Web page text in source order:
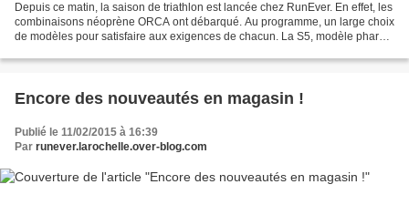
Depuis ce matin, la saison de triathlon est lancée chez RunEver. En effet, les
combinaisons néoprène ORCA ont débarqué. Au programme, un large choix
de modèles pour satisfaire aux exigences de chacun. La S5, modèle phare
Encore des nouveautés en magasin !
Publié le 11/02/2015 à 16:39
Par runever.larochelle.over-blog.com